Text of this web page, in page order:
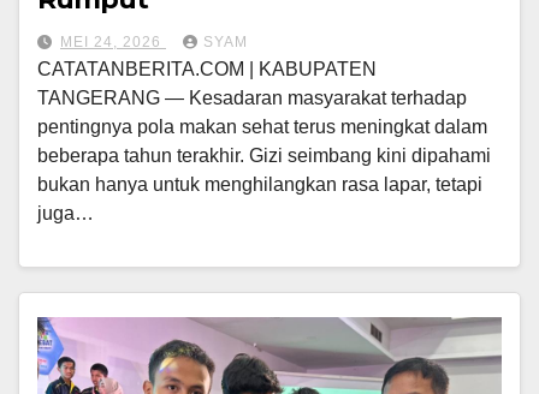
MEI 24, 2026 SYAM
CATATANBERITA.COM | KABUPATEN
TANGERANG — Kesadaran masyarakat terhadap
pentingnya pola makan sehat terus meningkat dalam
beberapa tahun terakhir. Gizi seimbang kini dipahami
bukan hanya untuk menghilangkan rasa lapar, tetapi
juga…